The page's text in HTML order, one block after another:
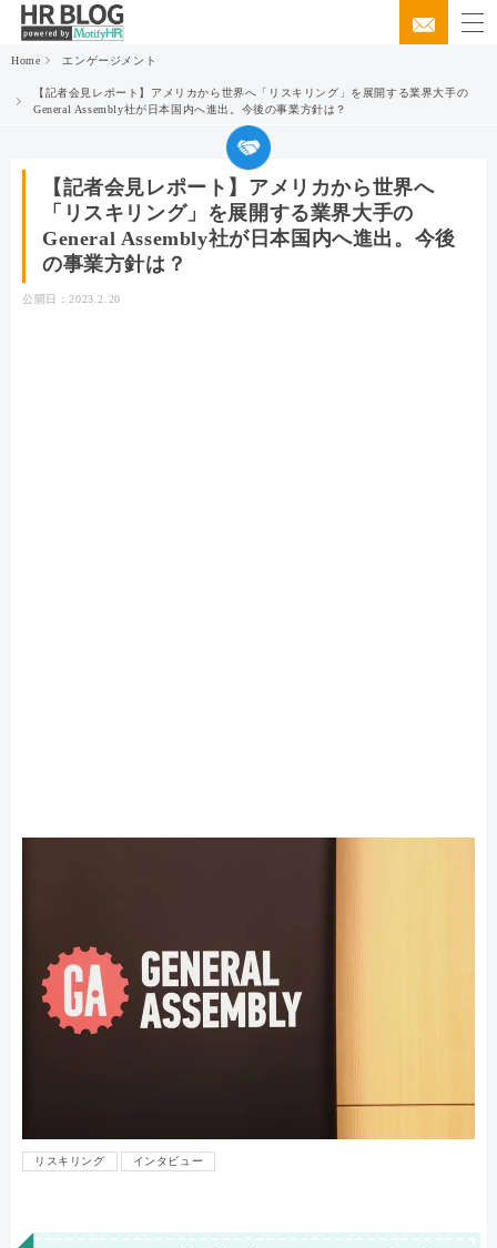
Home エンゲージメント
【記者会見レポート】アメリカから世界へ「リスキリング」を展開する業界大手の
General Assembly社が日本国内へ進出。今後の事業方針は？
【記者会見レポート】アメリカから世界へ
「リスキリング」を展開する業界大手の
General Assembly社が日本国内へ進出。今後
の事業方針は？
公開日：2023.2.20
リスキリング インタビュー